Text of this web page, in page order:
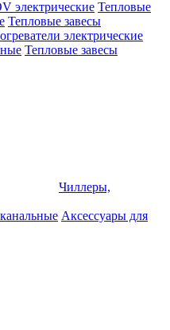
электрические Тепловые
Тепловые завесы
электрические
Тепловые завесы
Чиллеры,
Аксессуары для